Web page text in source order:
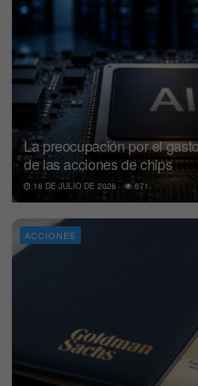
La preocupación por el
de las acciones de chips
16 DE JULIO DE 2026 671
ACCIONES